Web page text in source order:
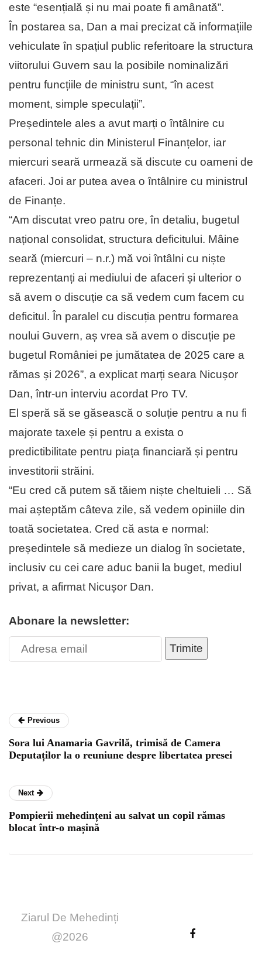
este “esențială și nu mai poate fi amânată”.
În postarea sa, Dan a mai precizat că informațiile
vehiculate în spațiul public referitoare la structura
viitorului Guvern sau la posibile nominalizări
pentru funcțiile de ministru sunt, “în acest
moment, simple speculații”.
Președintele ales a avut marți o întâlnire cu
personal tehnic din Ministerul Finanțelor, iar
miercuri seară urmează să discute cu oameni de
afaceri. Joi ar putea avea o întâlnire cu ministrul
de Finanțe.
“Am discutat vreo patru ore, în detaliu, bugetul
național consolidat, structura deficitului. Mâine
seară (miercuri – n.r.) mă voi întâlni cu niște
reprezentanți ai mediului de afaceri și ulterior o
să avem o discuție ca să vedem cum facem cu
deficitul. În paralel cu discuția pentru formarea
noului Guvern, aș vrea să avem o discuție pe
bugetul României pe jumătatea de 2025 care a
rămas și 2026”, a explicat marți seara Nicușor
Dan, într-un interviu acordat Pro TV.
El speră să se găsească o soluție pentru a nu fi
majorate taxele și pentru a exista o
predictibilitate pentru piața financiară și pentru
investitorii străini.
“Eu cred că putem să tăiem niște cheltuieli … Să
mai așteptăm câteva zile, să vedem opiniile din
toată societatea. Cred că asta e normal:
președintele să medieze un dialog în societate,
inclusiv cu cei care aduc banii la buget, mediul
privat, a afirmat Nicușor Dan.
Abonare la newsletter:
Trimite
Previous
Sora lui Anamaria Gavrilă, trimisă de Camera
Deputaților la o reuniune despre libertatea presei
Next
Pompierii mehedințeni au salvat un copil rămas
blocat într-o mașină
Ziarul De Mehedinți
@2026